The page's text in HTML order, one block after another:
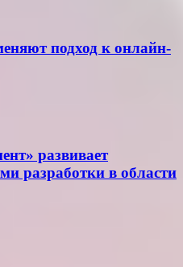
подход к онлайн-
развивает
разработки в области